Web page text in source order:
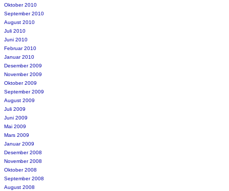
Oktober 2010
September 2010
August 2010
Juli 2010
Juni 2010
Februar 2010
Januar 2010
Desember 2009
November 2009
Oktober 2009
September 2009
August 2009
Juli 2009
Juni 2009
Mai 2009
Mars 2009
Januar 2009
Desember 2008
November 2008
Oktober 2008
September 2008
August 2008